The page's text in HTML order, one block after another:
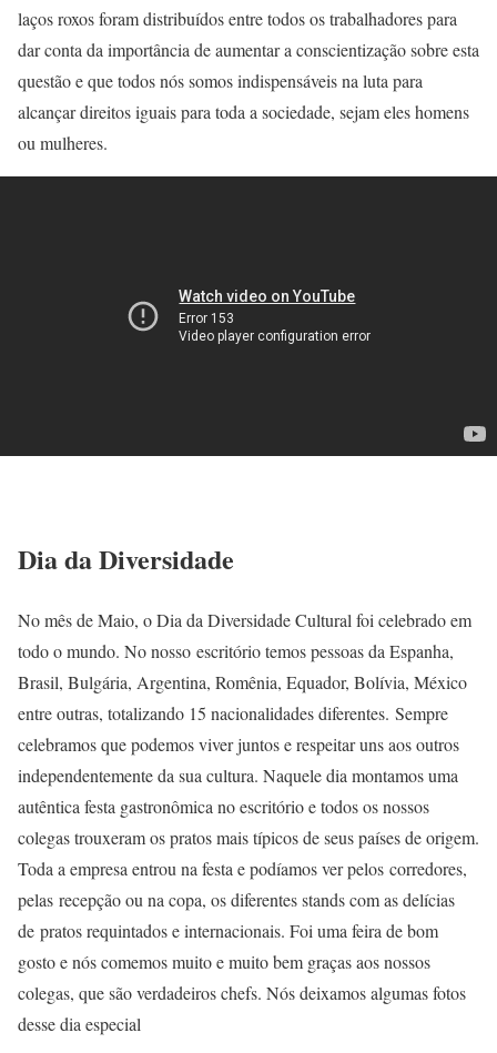
laços roxos foram distribuídos entre todos os trabalhadores para
dar conta da importância de aumentar a conscientização sobre esta
questão e que todos nós somos indispensáveis na luta para
alcançar direitos iguais para toda a sociedade, sejam eles homens
ou mulheres.
Dia da Diversidade
No mês de Maio, o Dia da Diversidade Cultural foi celebrado em
todo o mundo. No nosso escritório temos pessoas da Espanha,
Brasil, Bulgária, Argentina, Romênia, Equador, Bolívia, México
entre outras, totalizando 15 nacionalidades diferentes. Sempre
celebramos que podemos viver juntos e respeitar uns aos outros
independentemente da sua cultura. Naquele dia montamos uma
autêntica festa gastronômica no escritório e todos os nossos
colegas trouxeram os pratos mais típicos de seus países de origem.
Toda a empresa entrou na festa e podíamos ver pelos corredores,
pelas recepção ou na copa, os diferentes stands com as delícias
de pratos requintados e internacionais. Foi uma feira de bom
gosto e nós comemos muito e muito bem graças aos nossos
colegas, que são verdadeiros chefs. Nós deixamos algumas fotos
desse dia especial